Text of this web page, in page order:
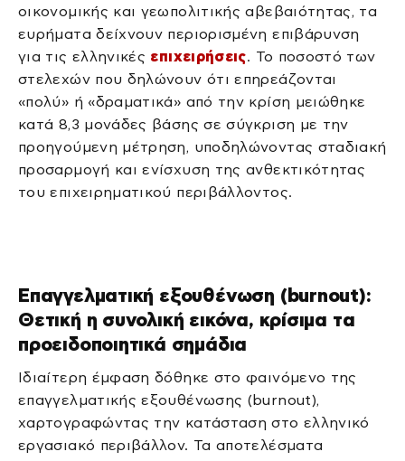
οικονομικής και γεωπολιτικής αβεβαιότητας, τα
ευρήματα δείχνουν περιορισμένη επιβάρυνση
για τις ελληνικές επιχειρήσεις. Το ποσοστό των
στελεχών που δηλώνουν ότι επηρεάζονται
«πολύ» ή «δραματικά» από την κρίση μειώθηκε
κατά 8,3 μονάδες βάσης σε σύγκριση με την
προηγούμενη μέτρηση, υποδηλώνοντας σταδιακή
προσαρμογή και ενίσχυση της ανθεκτικότητας
του επιχειρηματικού περιβάλλοντος.
Επαγγελματική εξουθένωση (burnout):
Θετική η συνολική εικόνα, κρίσιμα τα
προειδοποιητικά σημάδια
Ιδιαίτερη έμφαση δόθηκε στο φαινόμενο της
επαγγελματικής εξουθένωσης (burnout),
χαρτογραφώντας την κατάσταση στο ελληνικό
εργασιακό περιβάλλον. Τα αποτελέσματα